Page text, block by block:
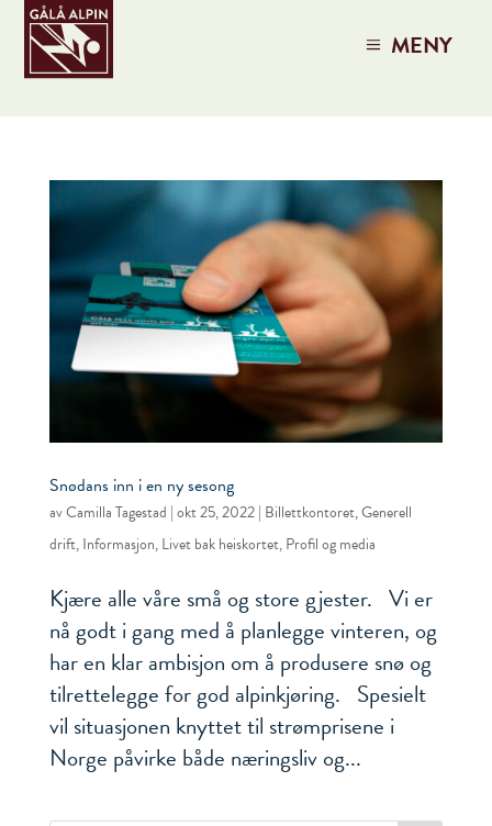
MENY
Snødans inn i en ny sesong
avCamilla Tagestad |okt 25, 2022| Billettkontoret,Generell
drift,Informasjon,Livet bak heiskortet,Profil og media
Kjære alle våre små og store gjester. Vi er
nå godt i gang med å planlegge vinteren, og
har en klar ambisjon om å produsere snø og
tilrettelegge for god alpinkjøring. Spesielt
vil situasjonen knyttet til strømprisene i
Norge påvirke både næringsliv og...